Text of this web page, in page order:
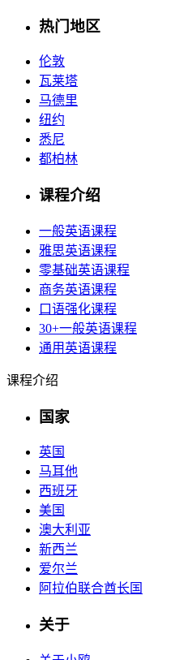
热门地区
伦敦
瓦莱塔
马德里
纽约
悉尼
都柏林
课程介绍
一般英语课程
雅思英语课程
零基础英语课程
商务英语课程
口语强化课程
30+一般英语课程
通用英语课程
课程介绍
国家
英国
马耳他
西班牙
美国
澳大利亚
新西兰
爱尔兰
阿拉伯联合酋长国
关于